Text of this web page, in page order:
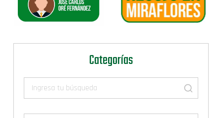
Categorías